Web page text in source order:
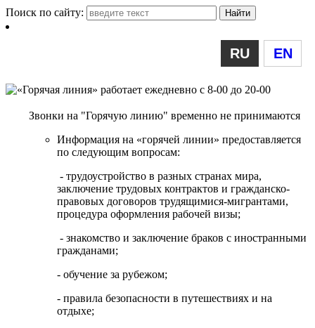
Поиск по сайту:
RU EN
Звонки на "Горячую линию" временно не принимаются
Информация на «горячей линии» предоставляется
по следующим вопросам:
- трудоустройство в разных странах мира,
заключение трудовых контрактов и гражданско-
правовых договоров трудящимися-мигрантами,
процедура оформления рабочей визы;
- знакомство и заключение браков с иностранными
гражданами;
- обучение за рубежом;
- правила безопасности в путешествиях и на
отдыхе;